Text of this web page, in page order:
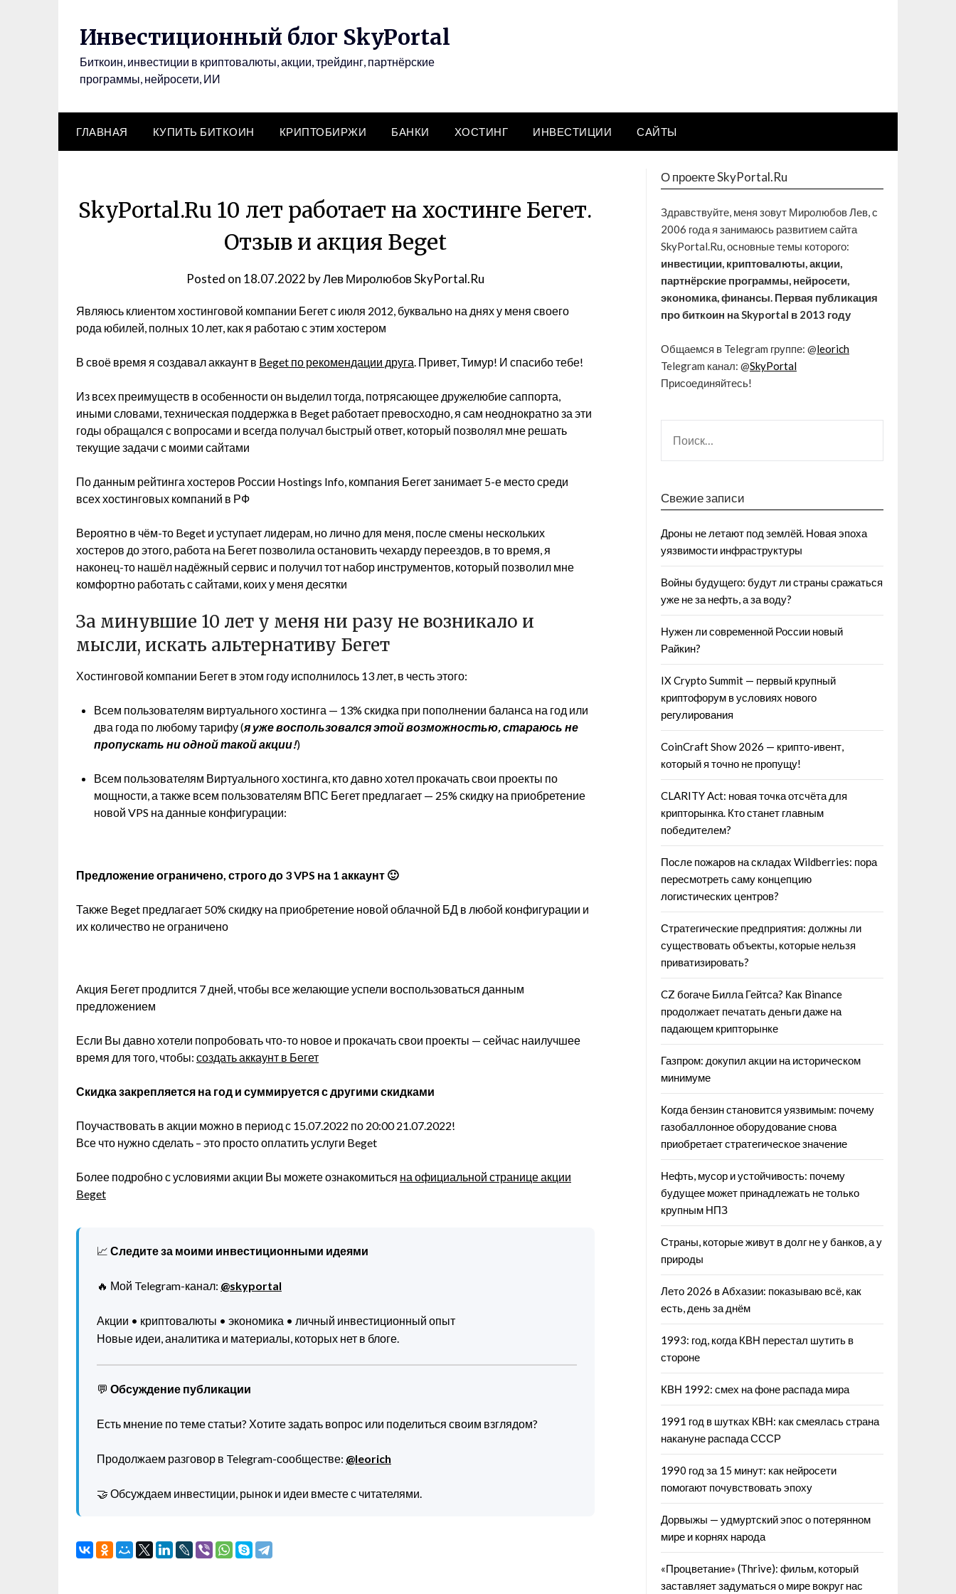
Инвестиционный блог SkyPortal
Биткоин, инвестиции в криптовалюты, акции, трейдинг, партнёрские
программы, нейросети, ИИ
ГЛАВНАЯ КУПИТЬ БИТКОИН КРИПТОБИРЖИ БАНКИ ХОСТИНГ ИНВЕСТИЦИИ САЙТЫ
SkyPortal.Ru 10 лет работает на хостинге Бегет.
Отзыв и акция Beget
Posted on 18.07.2022 byЛев Миролюбов SkyPortal.Ru
Являюсь клиентом хостинговой компании Бегет с июля 2012, буквально на днях у меня своего
рода юбилей, полных 10 лет, как я работаю с этим хостером
В своё время я создавал аккаунт в Beget по рекомендации друга. Привет, Тимур! И спасибо тебе!
Из всех преимуществ в особенности он выделил тогда, потрясающее дружелюбие саппорта,
иными словами, техническая поддержка в Beget работает превосходно, я сам неоднократно за эти
годы обращался с вопросами и всегда получал быстрый ответ, который позволял мне решать
текущие задачи с моими сайтами
По данным рейтинга хостеров России Hostings Info, компания Бегет занимает 5-е место среди
всех хостинговых компаний в РФ
Вероятно в чём-то Beget и уступает лидерам, но лично для меня, после смены нескольких
хостеров до этого, работа на Бегет позволила остановить чехарду переездов, в то время, я
наконец-то нашёл надёжный сервис и получил тот набор инструментов, который позволил мне
комфортно работать с сайтами, коих у меня десятки
За минувшие 10 лет у меня ни разу не возникало и
мысли, искать альтернативу Бегет
Хостинговой компании Бегет в этом году исполнилось 13 лет, в честь этого:
Всем пользователям виртуального хостинга — 13% скидка при пополнении баланса на год или
два года по любому тарифу (я уже воспользовался этой возможностью, стараюсь не
пропускать ни одной такой акции!)
Всем пользователям Виртуального хостинга, кто давно хотел прокачать свои проекты по
мощности, а также всем пользователям ВПС Бегет предлагает — 25% скидку на приобретение
новой VPS на данные конфигурации:
Предложение ограничено, строго до 3 VPS на 1 аккаунт 🙂
Также Beget предлагает 50% скидку на приобретение новой облачной БД в любой конфигурации и
их количество не ограничено
Акция Бегет продлится 7 дней, чтобы все желающие успели воспользоваться данным
предложением
Если Вы давно хотели попробовать что-то новое и прокачать свои проекты — сейчас наилучшее
время для того, чтобы: создать аккаунт в Бегет
Скидка закрепляется на год и суммируется с другими скидками
Поучаствовать в акции можно в период с 15.07.2022 по 20:00 21.07.2022!
Все что нужно сделать – это просто оплатить услуги Beget
Более подробно с условиями акции Вы можете ознакомиться на официальной странице акции
Beget
📈 Следите за моими инвестиционными идеями
🔥 Мой Telegram-канал: @skyportal
Акции • криптовалюты • экономика • личный инвестиционный опыт
Новые идеи, аналитика и материалы, которых нет в блоге.
💬 Обсуждение публикации
Есть мнение по теме статьи? Хотите задать вопрос или поделиться своим взглядом?
Продолжаем разговор в Telegram-сообществе: @leorich
🤝 Обсуждаем инвестиции, рынок и идеи вместе с читателями.
О проекте SkyPortal.Ru
Здравствуйте, меня зовут Миролюбов Лев, с
2006 года я занимаюсь развитием сайта
SkyPortal.Ru, основные темы которого:
инвестиции, криптовалюты, акции,
партнёрские программы, нейросети,
экономика, финансы. Первая публикация
про биткоин на Skyportal в 2013 году
Общаемся в Telegram группе: @leorich
Telegram канал: @SkyPortal
Присоединяйтесь!
Свежие записи
Дроны не летают под землёй. Новая эпоха
уязвимости инфраструктуры
Войны будущего: будут ли страны сражаться
уже не за нефть, а за воду?
Нужен ли современной России новый
Райкин?
IX Crypto Summit — первый крупный
криптофорум в условиях нового
регулирования
CoinCraft Show 2026 — крипто-ивент,
который я точно не пропущу!
CLARITY Act: новая точка отсчёта для
крипторынка. Кто станет главным
победителем?
После пожаров на складах Wildberries: пора
пересмотреть саму концепцию
логистических центров?
Стратегические предприятия: должны ли
существовать объекты, которые нельзя
приватизировать?
CZ богаче Билла Гейтса? Как Binance
продолжает печатать деньги даже на
падающем крипторынке
Газпром: докупил акции на историческом
минимуме
Когда бензин становится уязвимым: почему
газобаллонное оборудование снова
приобретает стратегическое значение
Нефть, мусор и устойчивость: почему
будущее может принадлежать не только
крупным НПЗ
Страны, которые живут в долг не у банков, а у
природы
Лето 2026 в Абхазии: показываю всё, как
есть, день за днём
1993: год, когда КВН перестал шутить в
стороне
КВН 1992: смех на фоне распада мира
1991 год в шутках КВН: как смеялась страна
накануне распада СССР
1990 год за 15 минут: как нейросети
помогают почувствовать эпоху
Дорвыжы — удмуртский эпос о потерянном
мире и корнях народа
«Процветание» (Thrive): фильм, который
заставляет задуматься о мире вокруг нас